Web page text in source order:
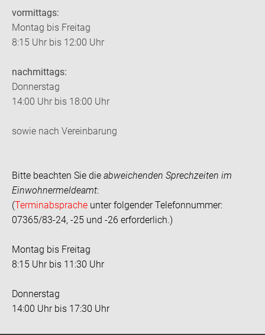
vormittags:
Montag bis Freitag
8:15 Uhr bis 12:00 Uhr
nachmittags:
Donnerstag
14:00 Uhr bis 18:00 Uhr
sowie nach Vereinbarung
Bitte beachten Sie die abweichenden Sprechzeiten im
Einwohnermeldeamt:
(Terminabsprache unter folgender Telefonnummer:
07365/83-24, -25 und -26 erforderlich.)
Montag bis Freitag
8:15 Uhr bis 11:30 Uhr
Donnerstag
14:00 Uhr bis 17:30 Uhr